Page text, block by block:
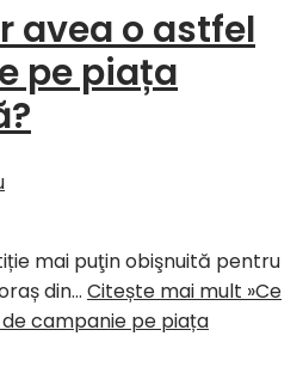
avea o astfel
pe piața
mai puţin obişnuită pentru
din… Citește mai mult »Ce
campanie pe piața